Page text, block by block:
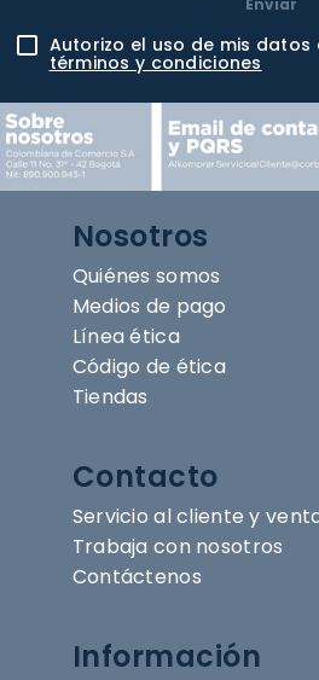
Enviar
Autorizo el uso de mis datos
términos y condiciones
Nosotros
Quiénes somos
Medios de pago
Línea ética
Código de ética
Tiendas
Contacto
Servicio al cliente y
Trabaja con nosotros
Contáctenos
Información